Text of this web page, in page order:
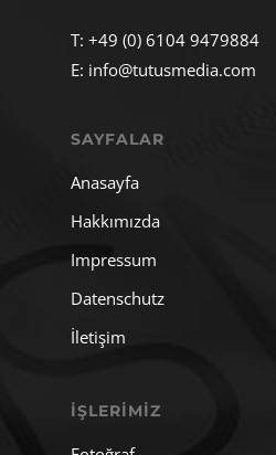
T: +49 (0) 6104 9479884
E: info@tutusmedia.com
SAYFALAR
Anasayfa
Hakkımızda
Impressum
Datenschutz
İletişim
İŞLERIMIZ